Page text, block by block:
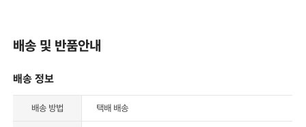
배송 및 반품안내
배송 정보
배송 방법 택배 배송